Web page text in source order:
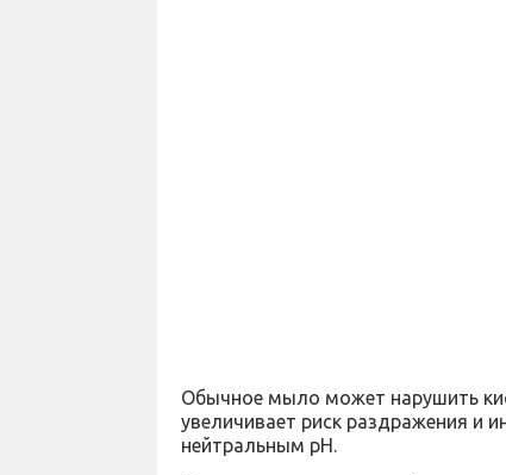
Обычное мыло может нарушить
увеличивает риск раздражения и
нейтральным pH.